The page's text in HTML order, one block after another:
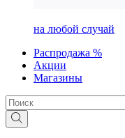
на любой случай
Распродажа %
Акции
Магазины